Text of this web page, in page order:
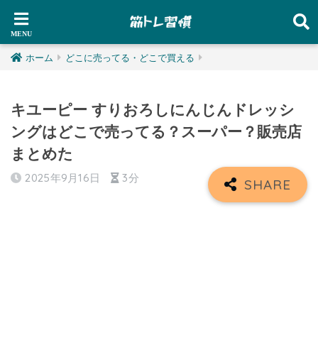
ホーム どこに売ってる・どこで買える
キユーピー すりおろしにんじんドレッシ
ングはどこで売ってる？スーパー？販売店
まとめた
2025年9月16日 3分